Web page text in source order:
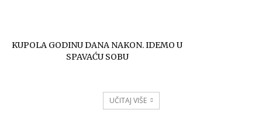
KUPOLA GODINU DANA NAKON. IDEMO U
SPAVAĆU SOBU
UČITAJ VIŠE